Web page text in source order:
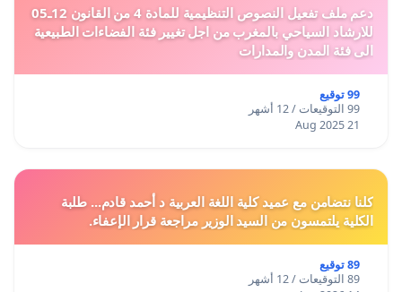
دعم ملف تفعيل النصوص التنظيمية للمادة 4 من القانون 12ـ05
للارشاد السياحي بالمغرب من اجل تغيير فئة الفضاءات الطبيعية
الى فئة المدن والمدارات
99 توقيع
99 التوقيعات / 12 أشهر
21 Aug 2025
كلنا نتضامن مع عميد كلية اللغة العربية د أحمد قادم... طلبة
الكلية يلتمسون من السيد الوزير مراجعة قرار الإعفاء.
89 توقيع
89 التوقيعات / 12 أشهر